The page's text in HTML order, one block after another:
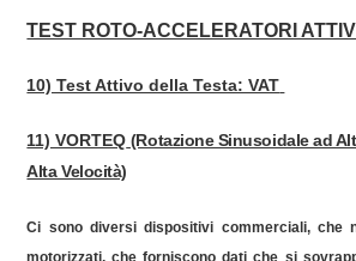
TEST ROTO-ACCELERATORI ATTIVI
10) Test Attivo della Testa: VAT
11) VORTEQ (Rotazione Sinusoidale ad
Alta Velocità)
Ci sono diversi dispositivi commerciali, che
motorizzati, che forniscono dati che si